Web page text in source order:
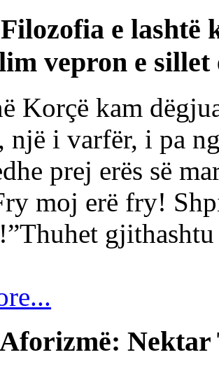
e lashtë
vepron e sillet
Korçë kam
një i varfër, i pa
prej erës së
moj erë fry!
Nektar